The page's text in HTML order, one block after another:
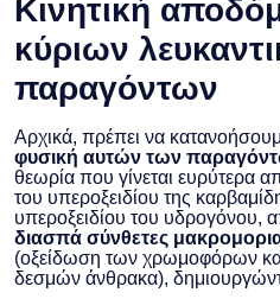
Κινητική
κύριων
παραγόντων
Αρχικά, πρέπει να
φυσική αυτών των
θεωρία που γίνεται ευρύτερα
του υπεροξειδίου της
υπεροξειδίου του υδρογόνου,
διασπά σύνθετες
(οξείδωση των χρωμοφόρων
δεσμών άνθρακα),